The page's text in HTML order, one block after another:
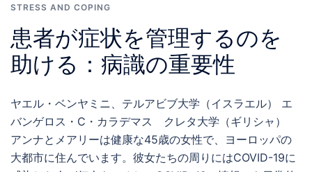
STRESS AND COPING
患者が症状を管理するのを
助ける：病識の重要性
ヤエル・ベンヤミニ、テルアビブ大学（イスラエル） エ
バンゲロス・C・カラデマス クレタ大学（ギリシャ）
アンナとメアリーは健康な45歳の女性で、ヨーロッパの
大都市に住んでいます。彼女たちの周りにはCOVID-19に